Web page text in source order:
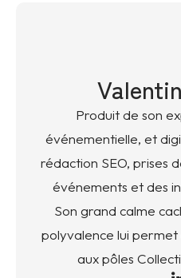
Produit de son
événementielle, et
rédaction SEO, prises
événements et des
Son grand calme
polyvalence lui permet
aux pôles